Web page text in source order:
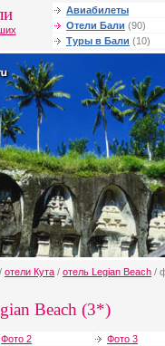
Авиабилеты
Отели Бали (90)
Туры в Бали (10)
/ отели Кута / отель Legian Beach /
Beach (3*)
Фото 2
Фото 3